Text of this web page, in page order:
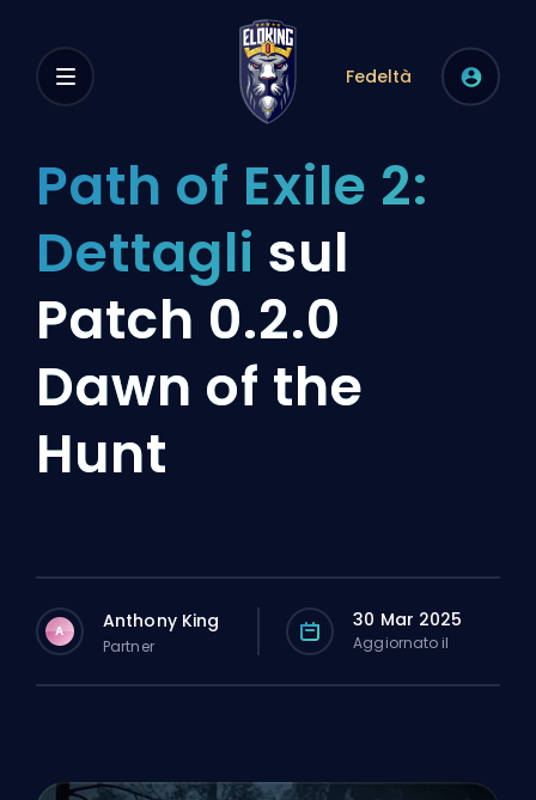
Fedeltà
Path of Exile 2:
Dettagli sul
Patch 0.2.0
Dawn of the
Hunt
A Anthony King
Partner
30 Mar 2025
Aggiornato il